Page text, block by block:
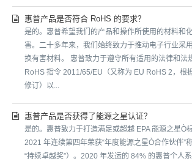
惠普产品是否符合 RoHS 的要求？
是的。惠普希望我们的产品和操作所使用的材料和
害。二十多年来，我们始终致力于推动电子行业采
换有害材料。 惠普致力于遵守所有适用的法律和法
RoHS 指令 2011/65/EU（又称为 EU RoHS 2，根
修订）以...
惠普产品是否获得了能源之星认证？
是的。惠普致力于打造满足或超越 EPA 能源之星Ò
2021 年连续第四年荣获“年度能源之星Ò合作伙伴”
“持续卓越奖”）。2020 年发运的 84% 的惠普个人